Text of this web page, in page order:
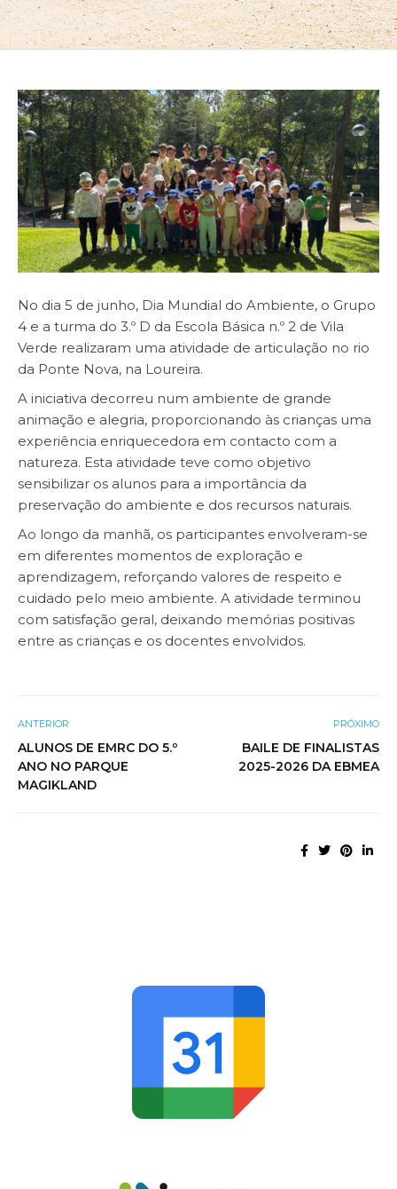
No dia 5 de junho, Dia Mundial do Ambiente, o Grupo
4 e a turma do 3.º D da Escola Básica n.º 2 de Vila
Verde realizaram uma atividade de articulação no rio
da Ponte Nova, na Loureira.
A iniciativa decorreu num ambiente de grande
animação e alegria, proporcionando às crianças uma
experiência enriquecedora em contacto com a
natureza. Esta atividade teve como objetivo
sensibilizar os alunos para a importância da
preservação do ambiente e dos recursos naturais.
Ao longo da manhã, os participantes envolveram-se
em diferentes momentos de exploração e
aprendizagem, reforçando valores de respeito e
cuidado pelo meio ambiente. A atividade terminou
com satisfação geral, deixando memórias positivas
entre as crianças e os docentes envolvidos.
ANTERIOR
ALUNOS DE EMRC DO 5.º
ANO NO PARQUE
MAGIKLAND
PRÓXIMO
BAILE DE FINALISTAS
2025-2026 DA EBMEA